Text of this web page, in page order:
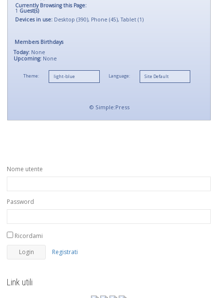
Currently Browsing this Page:
1 Guest(s)
Devices in use: Desktop (390), Phone (45), Tablet (1)
Members Birthdays
Today: None
Upcoming: None
Theme: Language:
© Simple:Press
Nome utente
Password
Ricordami
Registrati
Link utili